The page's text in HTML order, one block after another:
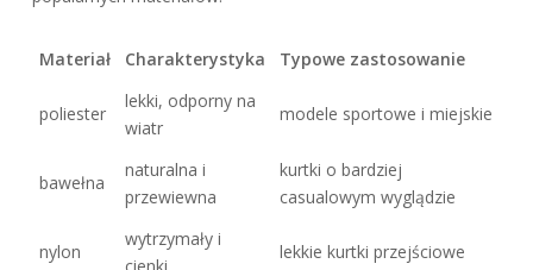
Materiał Charakterystyka Typowe zastosowanie
poliester
lekki, odporny na
wiatr
modele sportowe i miejskie
bawełna
naturalna i
przewiewna
kurtki o bardziej
casualowym wyglądzie
nylon
wytrzymały i
lekkie kurtki przejściowe